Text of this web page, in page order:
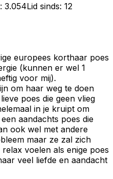
3.054Lid sinds: 12
europees korthaar poes
(kunnen er wel 1
voor mij).
om haar weg te doen
poes die geen vlieg
in je kruipt om
aandachts poes die
ook wel met andere
maar ze zal zich
voelen als enige poes
veel liefde en aandacht